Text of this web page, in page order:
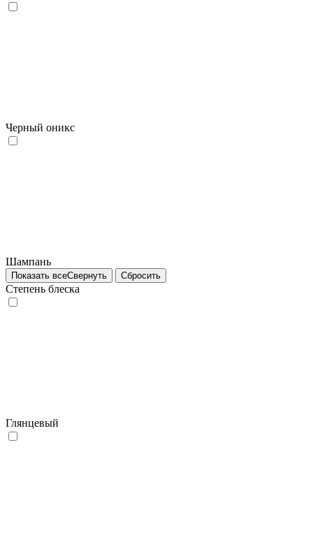
Черный оникс
Шампань
Показать всеСвернуть Сбросить
Степень блеска
Глянцевый